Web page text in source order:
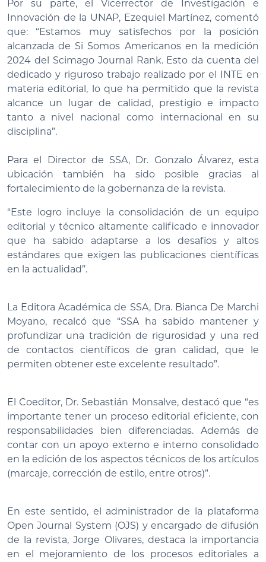
Por su parte, el Vicerrector de Investigación e
Innovación de la UNAP, Ezequiel Martínez, comentó
que: “Estamos muy satisfechos por la posición
alcanzada de Si Somos Americanos en la medición
2024 del Scimago Journal Rank. Esto da cuenta del
dedicado y riguroso trabajo realizado por el INTE en
materia editorial, lo que ha permitido que la revista
alcance un lugar de calidad, prestigio e impacto
tanto a nivel nacional como internacional en su
disciplina”.
Para el Director de SSA, Dr. Gonzalo Álvarez, esta
ubicación también ha sido posible gracias al
fortalecimiento de la gobernanza de la revista.
“Este logro incluye la consolidación de un equipo
editorial y técnico altamente calificado e innovador
que ha sabido adaptarse a los desafíos y altos
estándares que exigen las publicaciones científicas
en la actualidad”.
La Editora Académica de SSA, Dra. Bianca De Marchi
Moyano, recalcó que “SSA ha sabido mantener y
profundizar una tradición de rigurosidad y una red
de contactos científicos de gran calidad, que le
permiten obtener este excelente resultado”.
El Coeditor, Dr. Sebastián Monsalve, destacó que “es
importante tener un proceso editorial eficiente, con
responsabilidades bien diferenciadas. Además de
contar con un apoyo externo e interno consolidado
en la edición de los aspectos técnicos de los artículos
(marcaje, corrección de estilo, entre otros)”.
En este sentido, el administrador de la plataforma
Open Journal System (OJS) y encargado de difusión
de la revista, Jorge Olivares, destaca la importancia
en el mejoramiento de los procesos editoriales a